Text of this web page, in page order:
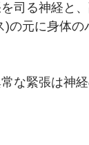
司る神経と
元に身体の
な緊張は神